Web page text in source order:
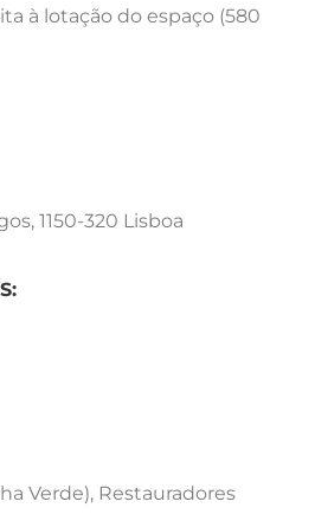
à lotação do espaço (580
1150-320 Lisboa
Verde), Restauradores